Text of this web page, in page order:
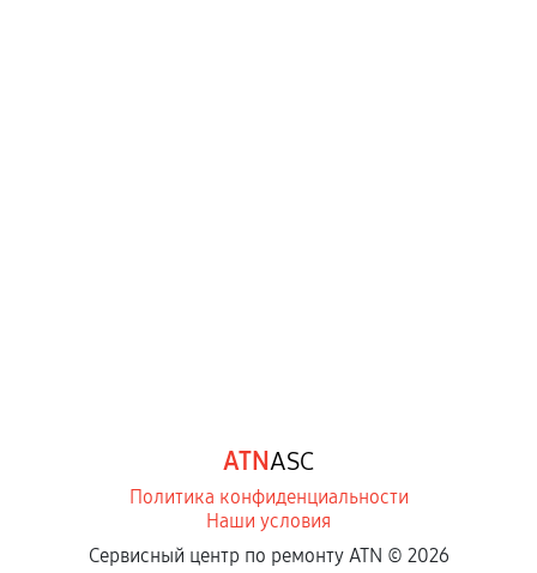
ATNASC
Политика конфиденциальности
Наши условия
Сервисный центр по ремонту ATN © 2026